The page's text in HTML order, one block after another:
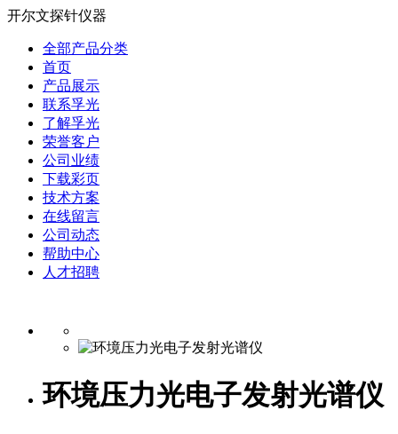
开尔文探针仪器
全部产品分类
首页
产品展示
联系孚光
了解孚光
荣誉客户
公司业绩
下载彩页
技术方案
在线留言
公司动态
帮助中心
人才招聘
环境压力光电子发射光谱仪